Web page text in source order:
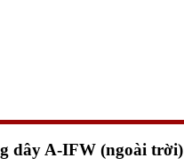
dây A-IFW (ngoài trời)